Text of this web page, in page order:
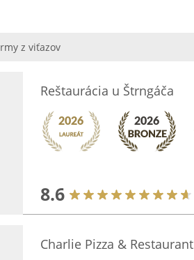
z viťazov
Reštaurácia u Štrngáča
8.6
Charlie Pizza & Restaurant